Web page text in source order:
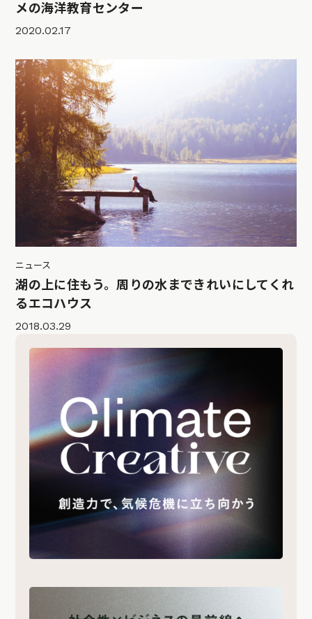
メの海洋教育センター
2020.02.17
ニュース
湖の上に住もう。周りの水まできれいにしてくれ
るエコハウス
2018.03.29